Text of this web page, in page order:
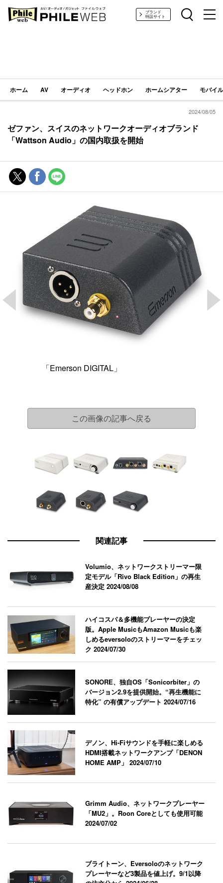
PHILE WEB｜AV/オーディオ/ガジェットブランド
特設サイト
ホーム AV オーディオ ヘッドホン ホームシアター モバイ
2024/08/05
ゼファン、スイスのネットワークオーディオブランド
「Wattson Audio」の国内取扱を開始
「Emerson DIGITAL」
この画像の記事へ戻る
関連記事
Volumio、ネットワークストリーマー限
定モデル「Rivo Black Edition」の再生
産決定2024/08/08
ハイコスパ＆多機能プレーヤーの決定
版。Apple MusicもAmazon Musicも楽
しめるeversoloのストリーマーをチェッ
ク2024/07/30
SONORE、独自OS「Sonicorbiter」の
バージョン2.9を提供開始。“再生機能に
特化” の有償アップデート2024/07/16
デノン、Hi-Fiサウンドを手軽に楽しめる
HDMI搭載ネットワークアンプ「DENON
HOME AMP」2024/07/10
Grimm Audio、ネットワークプレーヤー
「MU2」。Roon Coreとしても使用可能
2024/07/02
ブライトーン、Eversoloのネットワーク
プレーヤーなど3製品を値上げ。9/1以降